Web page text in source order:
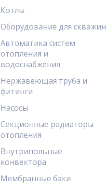
Котлы
Оборудование для скважин
Автоматика систем
отопления и
водоснабжения
Нержавеющая труба и
фитинги
Насосы
Секционные радиаторы
отопления
Внутрипольные
конвектора
Мембранные баки